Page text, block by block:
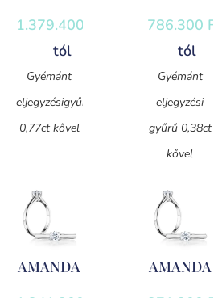
1.379.400
tól
Gyémánt
eljegyzésigyűrű
0,77ct kővel
786.300 Ft
tól
Gyémánt
eljegyzési
gyűrű 0,38ct
kővel
AMANDA
AMANDA